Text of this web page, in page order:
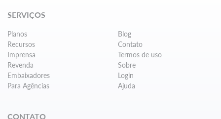
SERVIÇOS
Planos
Recursos
Imprensa
Revenda
Embaixadores
Para Agências
Blog
Contato
Termos de uso
Sobre
Login
Ajuda
CONTATO